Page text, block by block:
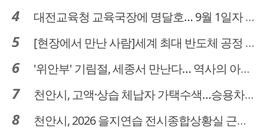
대전교육청 교육국장에 명달호… 9월 1일자 181명 인사
[현장에서 만난 사람]세계 최대 반도체 공정 장비 제조 기업 ASML 한종호 매니저
'위안부' 기림절, 세종서 만난다… 역사의 아픔 치유, '평화의 장'
천안시, 고액·상습 체납자 가택수색…승용차 압류·공매 착수
천안시, 2026 을지연습 전시종합상황실 근무자 사전교육